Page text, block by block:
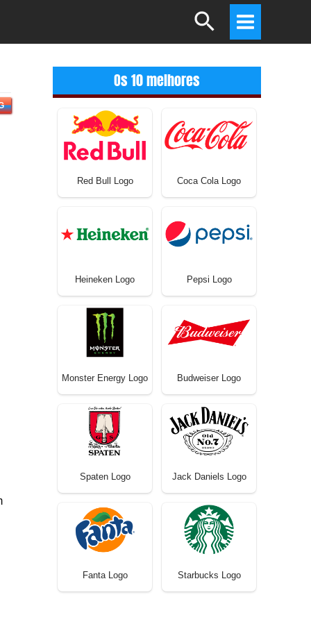
Search
Main
Menu
Os 10 melhores
Red Bull Logo Coca Cola Logo
Heineken Logo Pepsi Logo
Monster Energy Logo Budweiser Logo
Spaten Logo Jack Daniels Logo
Fanta Logo Starbucks Logo